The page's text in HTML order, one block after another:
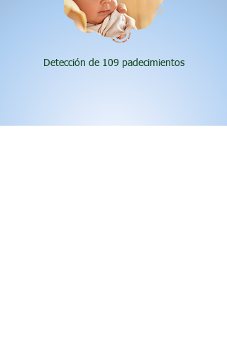
Detección de 109 padecimientos